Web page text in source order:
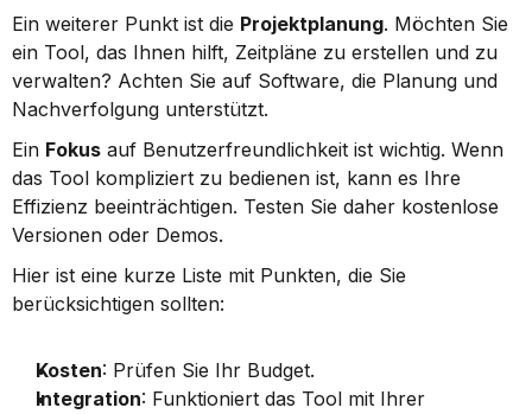
Ein weiterer Punkt ist die Projektplanung. Möchten Sie
ein Tool, das Ihnen hilft, Zeitpläne zu erstellen und zu
verwalten? Achten Sie auf Software, die Planung und
Nachverfolgung unterstützt.
Ein Fokus auf Benutzerfreundlichkeit ist wichtig. Wenn
das Tool kompliziert zu bedienen ist, kann es Ihre
Effizienz beeinträchtigen. Testen Sie daher kostenlose
Versionen oder Demos.
Hier ist eine kurze Liste mit Punkten, die Sie
berücksichtigen sollten:
Kosten: Prüfen Sie Ihr Budget.
Integration: Funktioniert das Tool mit Ihrer